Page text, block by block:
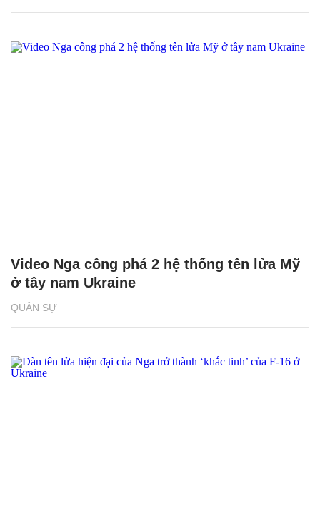
QUÂN SỰ
Video Nga công phá 2 hệ thống tên lửa Mỹ
ở tây nam Ukraine